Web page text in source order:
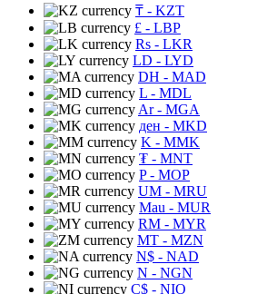
₸ - KZT
£ - LBP
Rs - LKR
LD - LYD
DH - MAD
L - MDL
Ar- MGA
ден - MKD
K - MMK
₮ - MNT
P- MOP
UM - MRU
Mau - MUR
RM - MYR
MT - MZN
N$ - NAD
N - NGN
C$ - NIO